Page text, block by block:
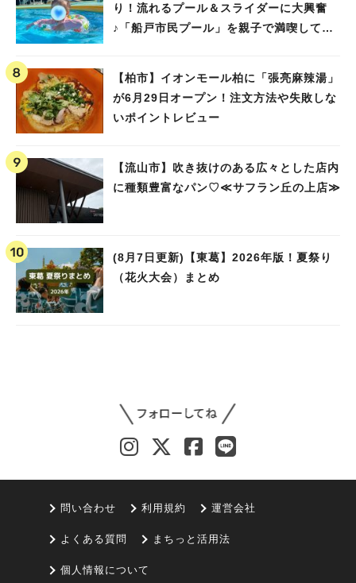
り！流れるプール＆スライダーに大興奮
♪「船戸市民プール」を親子で満喫してき
【柏市】イオンモール柏に「張亮麻辣湯」
が6月29日オープン！注文方法や失敗しな
いポイントレビュー
【流山市】吹き抜けのある広々とした店内
に種類豊富なパン♡≪サフラン丘の上店≫
(8月7日更新)【東葛】2026年版！夏祭り
（花火大会）まとめ
問い合わせ 利用規約 運営会社
よくある質問 まちっと活用法
個人情報について